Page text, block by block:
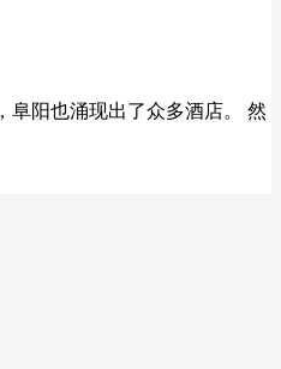
阜阳也涌现出了众多酒店。 然